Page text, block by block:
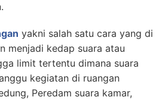
yakni salah satu cara yang di
menjadi kedap suara atau
limit tertentu dimana suara
kegiatan di ruangan
Peredam suara kamar,